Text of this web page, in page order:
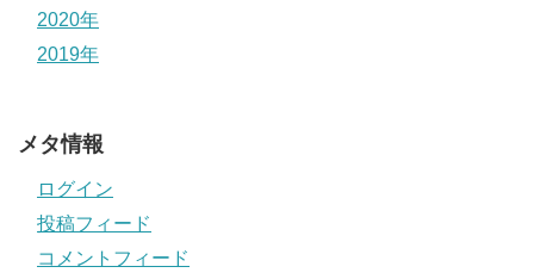
2020年
2019年
メタ情報
ログイン
投稿フィード
コメントフィード